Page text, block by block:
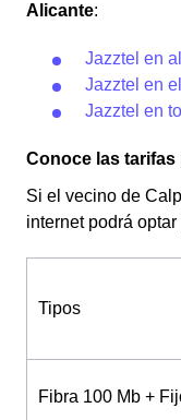
Alicante:
Jazztel en
Jazztel en
Jazztel en
Conoce las
Si el vecino de
internet podrá
Tipos
Fibra 100 Mb +